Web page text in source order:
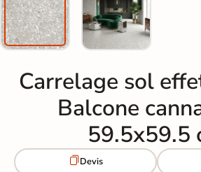
Carrelage sol
Balcone
59.5x59.5
Devis